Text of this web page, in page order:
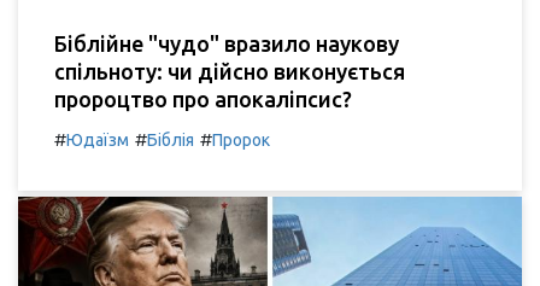
Біблійне "чудо" вразило наукову
спільноту: чи дійсно виконується
пророцтво про апокаліпсис?
#Юдаїзм #Біблія #Пророк